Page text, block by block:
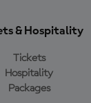
& Hospitality
Tickets
Hospitality
Packages